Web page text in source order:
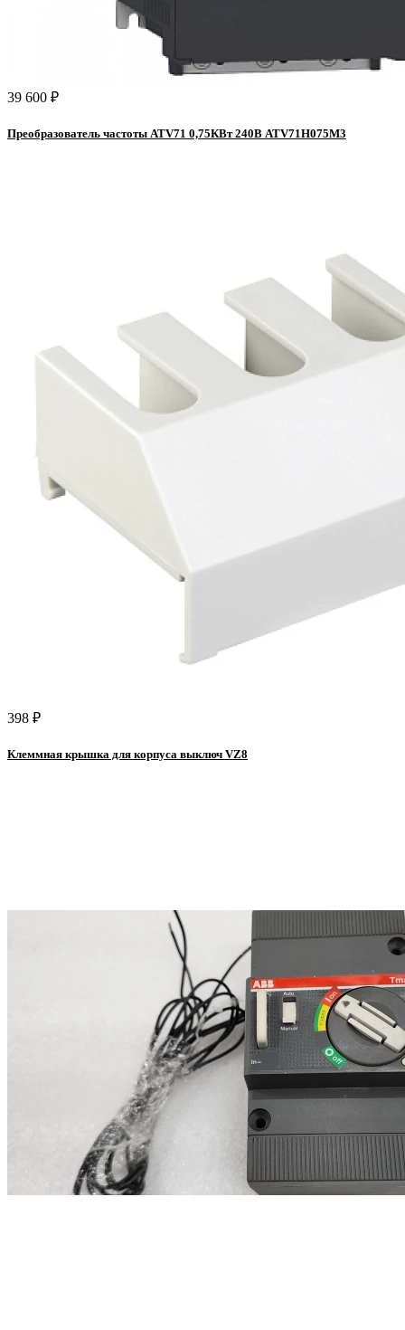
39 600 ₽
Преобразователь частоты ATV71 0,75КВт 240В ATV71H075M3
398 ₽
Клеммная крышка для корпуса выключ VZ8